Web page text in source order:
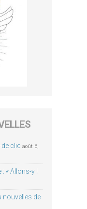
de clic août 6,
« Allons-y !
nouvelles de